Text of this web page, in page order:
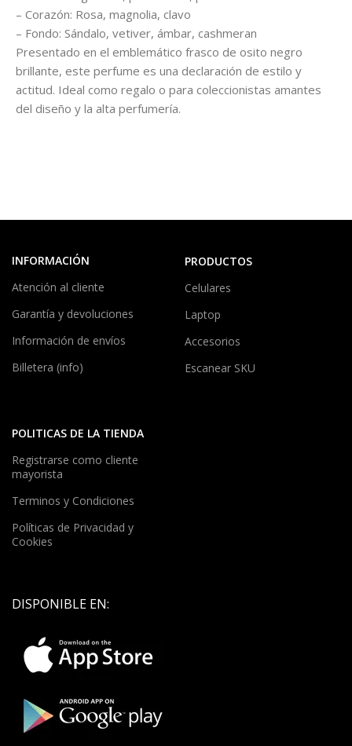
– Corazón: Rosa, magnolia, clavo
– Fondo: Sándalo, vetiver, ámbar, cashmeran
Presentado en el emblemático frasco de osito negro
brillante, este perfume es una declaración de estilo y
actitud. Ideal como regalo o para coleccionistas amantes
del diseño y la alta perfumería.
INFORMACIÓN
Atención al cliente
Garantía y devoluciones
Información de envíos
Billetera (info)
PRODUCTOS
Celulares
Laptop
Accesorios
Escanear SKU
POLITICAS DE LA TIENDA
Registrarse como cliente
mayorista
Terminos y Condiciones
Políticas de Privacidad y
Cookies
DISPONIBLE EN: